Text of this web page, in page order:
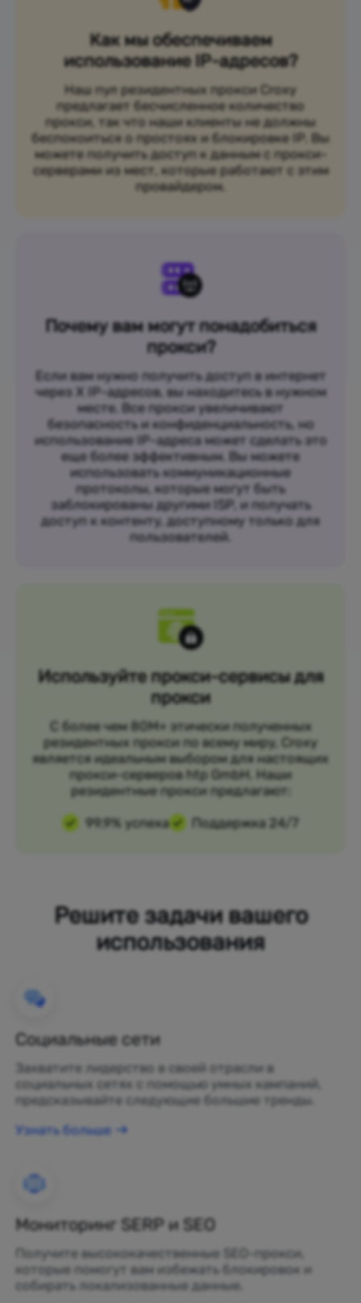
Как мы обеспечиваем
использование IP-адресов?
Наш пул резидентных прокси Croxy
предлагает бесчисленное количество
прокси, так что наши клиенты не должны
беспокоиться о простоях и блокировке IP. Вы
можете получить доступ к данным с прокси-
серверами из мест, которые работают с этим
провайдером.
Почему вам могут понадобиться
прокси?
Если вам нужно получить доступ в интернет
через X IP-адресов, вы находитесь в нужном
месте. Все прокси увеличивают
безопасность и конфиденциальность, но
использование IP-адреса может сделать это
еще более эффективным. Вы можете
использовать коммуникационные
протоколы, которые могут быть
заблокированы другими ISP, и получать
доступ к контенту, доступному только для
пользователей.
Используйте прокси-сервисы для
прокси
С более чем 80M+ этически полученных
резидентных прокси по всему миру, Croxy
является идеальным выбором для настоящих
прокси-серверов htp GmbH. Наши
резидентные прокси предлагают:
99,9% успеха
Поддержка 24/7
Решите задачи вашего
использования
Социальные сети
Захватите лидерство в своей отрасли в
социальных сетях с помощью умных кампаний,
предсказывайте следующие большие тренды.
Узнать больше
Мониторинг SERP и SEO
Получите высококачественные SEO-прокси,
которые помогут вам избежать блокировок и
собирать локализованные данные.